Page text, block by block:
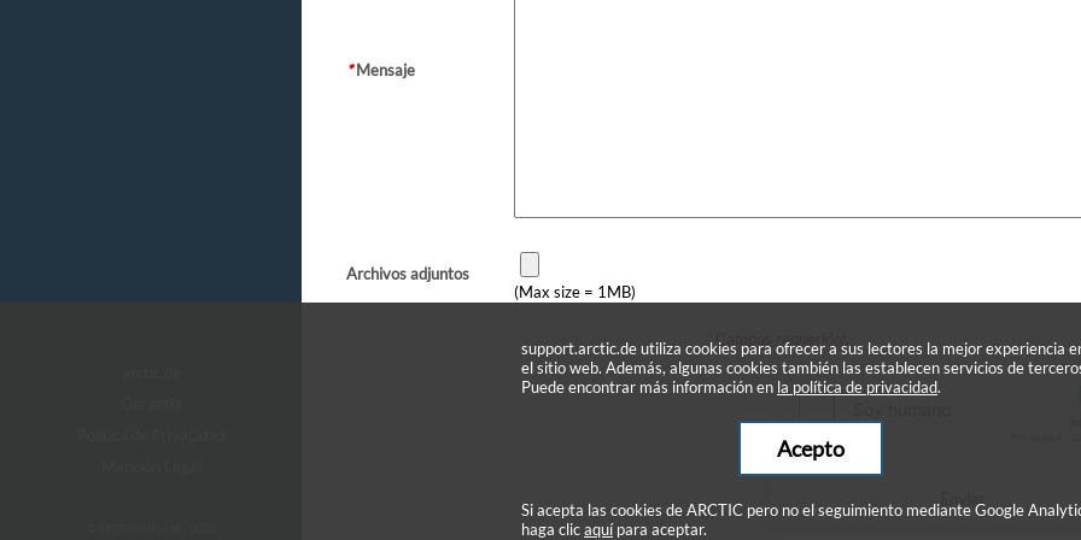
*Mensaje
Archivos adjuntos
(Max size = 1MB)
* Campos requeridos
support.arctic.de utiliza cookies para ofrecer a sus lectores la mejor experiencia
el sitio web. Además, algunas cookies también las establecen servicios de
Puede encontrar más información en la política de privacidad.
Acepto
Si acepta las cookies de ARCTIC pero no el seguimiento mediante Google
haga clicaquípara aceptar.